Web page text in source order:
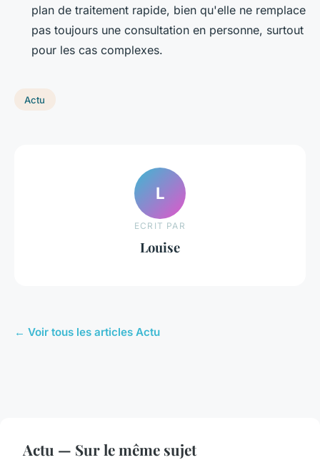
plan de traitement rapide, bien qu'elle ne remplace
pas toujours une consultation en personne, surtout
pour les cas complexes.
Actu
L
ECRIT PAR
Louise
← Voir tous les articles Actu
Actu — Sur le même sujet